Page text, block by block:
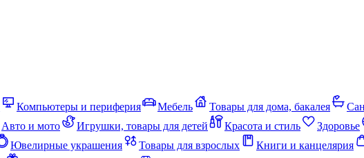
Компьютеры и периферия Мебель Товары для дома, бакалея
Авто и мото Игрушки, товары для детей Красота и стиль Здоровье
Ювелирные украшения Товары для взрослых Книги и канцелярия